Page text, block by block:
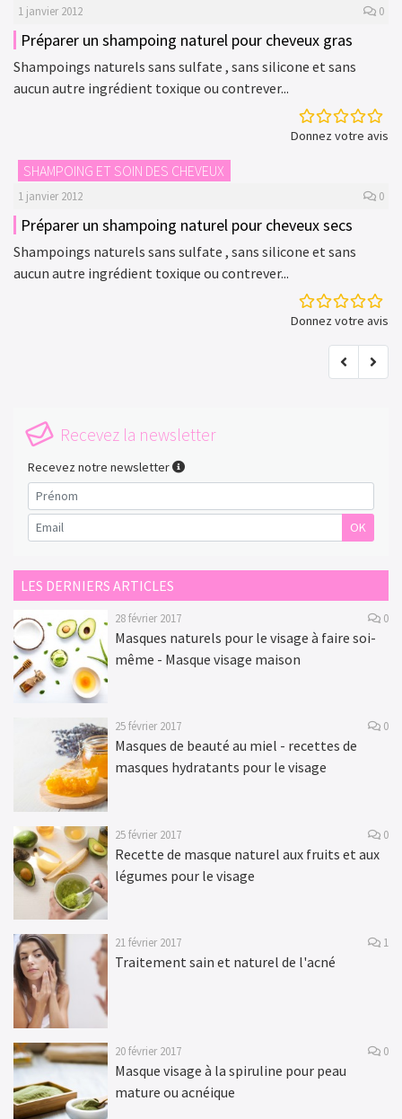
1 janvier 2012 0
Préparer un shampoing naturel pour cheveux gras
Shampoings naturels sans sulfate , sans silicone et sans
aucun autre ingrédient toxique ou contrever...
Donnez votre avis
SHAMPOING ET SOIN DES CHEVEUX
1 janvier 2012 0
Préparer un shampoing naturel pour cheveux secs
Shampoings naturels sans sulfate , sans silicone et sans
aucun autre ingrédient toxique ou contrever...
Donnez votre avis
Recevez la newsletter
Recevez notre newsletter
OK
LES DERNIERS ARTICLES
28 février 2017 0
Masques naturels pour le visage à faire soi-
même - Masque visage maison
25 février 2017 0
Masques de beauté au miel - recettes de
masques hydratants pour le visage
25 février 2017 0
Recette de masque naturel aux fruits et aux
légumes pour le visage
21 février 2017 1
Traitement sain et naturel de l'acné
20 février 2017 0
Masque visage à la spiruline pour peau
mature ou acnéique